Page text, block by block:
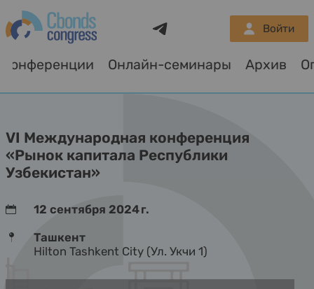
Конференции Онлайн-семинары Архив
Войти
VI Международная конференция
«Рынок капитала Республики
Узбекистан»
12 сентября 2024 г.
Ташкент
Hilton Tashkent City (Ул. Укчи 1)